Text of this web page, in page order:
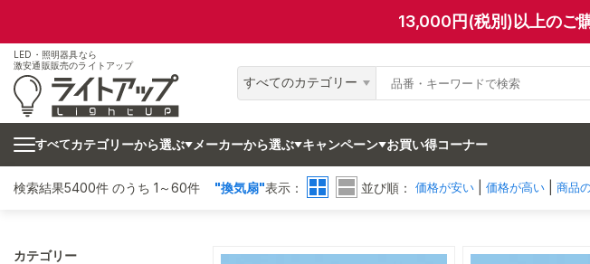
13,000円(税別)以上のご
LED・照明器具なら
激安通販販売のライトアップ
すべてのカテゴリー
すべてカテゴリーから選ぶ メーカーから選ぶ キャンペーン お買い得コーナー
検索結果5400件 のうち 1～60件 "換気扇"表示： 並び順： 価格が安い 価格が高い 商品
カテゴリー